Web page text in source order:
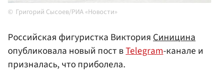
Григорий Сысоев/РИА «Новости»
Российская фигуристка ВикторияСиницина
опубликовала новый пост вTelegram-канале и
призналась, что приболела.